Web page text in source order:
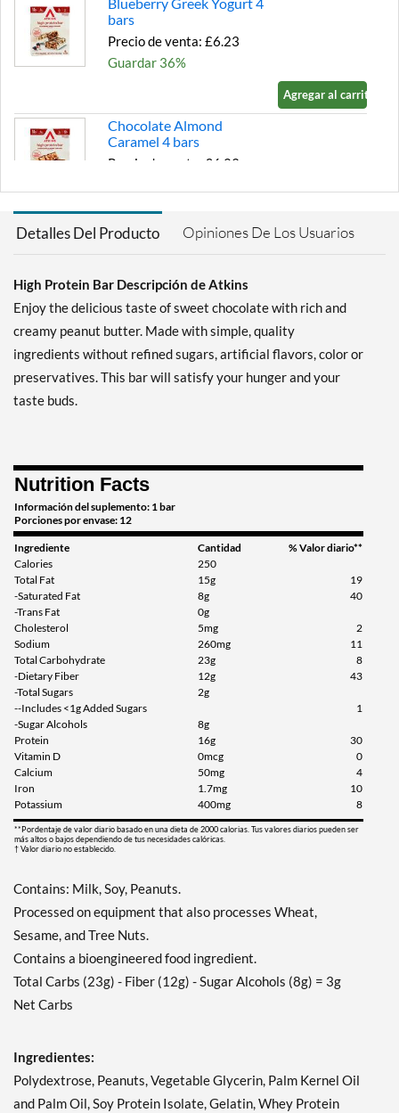
bars
Precio de venta: £6.23
Guardar 36%
Agregar al carrito »
Chocolate Almond
Caramel 4 bars
Precio de venta: £6.23
Precio de venta: £11.68
Guardar 35%
Agregar al carrito »
Chocolate Chip Granola
12 bars
Chocolate Peanut Butter 4
bars
Precio de venta: £6.23
Agregar al carrito »
Chocolate Peanut Butter 8
Precio de venta: £11.68
Agregar al carrito »
Chocolate Peanut Butter
Precio de venta: £6.23
Agregar al carrito »
Peanut Butter Granola 4
Precio de venta: £6.23
Guardar 36%
Peanut Butter Granola 12
Peanut Butter Granola
Detalles Del Producto Opiniones De Los Usuarios
High Protein Bar Descripción de Atkins
Enjoy the delicious taste of sweet chocolate with rich and
creamy peanut butter. Made with simple, quality
ingredients without refined sugars, artificial flavors, color or
preservatives. This bar will satisfy your hunger and your
taste buds.
Nutrition Facts
Información del suplemento: 1 bar
Porciones por envase: 12
Ingrediente Cantidad
% Valor diario**
Calories
250
Total Fat
15g
19
-Saturated Fat
8g
40
-Trans Fat
0g
Cholesterol
5mg
2
Sodium
260mg
11
Total Carbohydrate
23g
8
-Dietary Fiber
12g
43
-Total Sugars
2g
--Includes <1g Added Sugars
1
-Sugar Alcohols
8g
Protein
16g
30
Vitamin D
0mcg
0
Calcium
50mg
4
Iron
1.7mg
10
Potassium
400mg 8
**Pordentaje de valor diario basado en una dieta de 2000 calorias. Tus valores diarios pueden ser
más altos o bajos dependiendo de tus necesidades calóricas.
† Valor diario no establecido.
Contains: Milk, Soy, Peanuts.
Processed on equipment that also processes Wheat,
Sesame, and Tree Nuts.
Contains a bioengineered food ingredient.
Total Carbs (23g) - Fiber (12g) - Sugar Alcohols (8g) = 3g
Net Carbs
Ingredientes:
Polydextrose, Peanuts, Vegetable Glycerin, Palm Kernel Oil
and Palm Oil, Soy Protein Isolate, Gelatin, Whey Protein